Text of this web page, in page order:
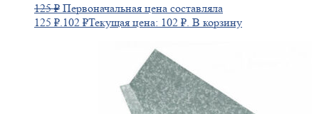
125₽ Первоначальная цена составляла
125 ₽. 102 ₽Текущая цена: 102 ₽. В корзину